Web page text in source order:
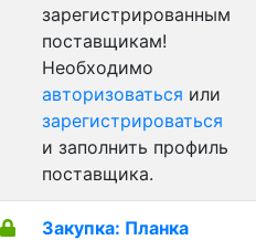
зарегистрированным
поставщикам!
Необходимо
авторизоваться или
зарегистрироваться
и заполнить профиль
поставщика.
Закупка: Планка